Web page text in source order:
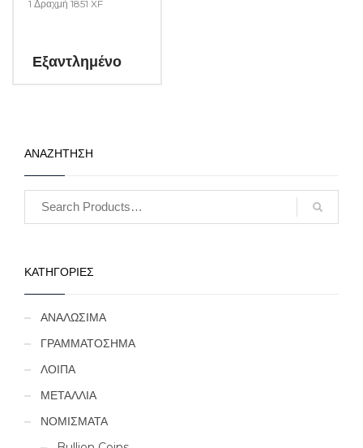
1 Δραχμή 1851 XF
Εξαντλημένο
ΑΝΑΖΗΤΗΣΗ
ΚΑΤΗΓΟΡΙΕΣ
ΑΝΑΛΩΣΙΜΑ
ΓΡΑΜΜΑΤΟΣΗΜΑ
ΛΟΙΠΑ
ΜΕΤΑΛΛΙΑ
ΝΟΜΙΣΜΑΤΑ